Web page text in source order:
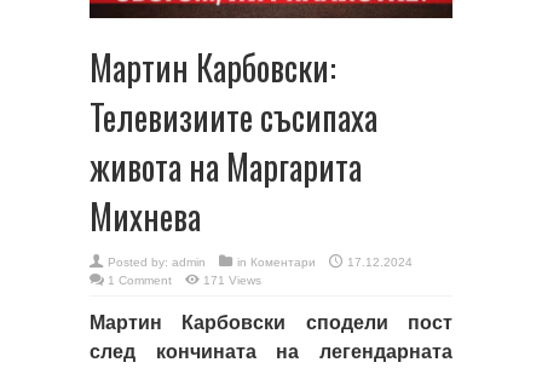
Мартин Карбовски:
Телевизиите съсипаха
живота на Маргарита
Михнева
Posted by: admin in Коментари
17.12.2024
1 Comment
171 Views
Мартин Карбовски сподели пост
след кончината на легендарната